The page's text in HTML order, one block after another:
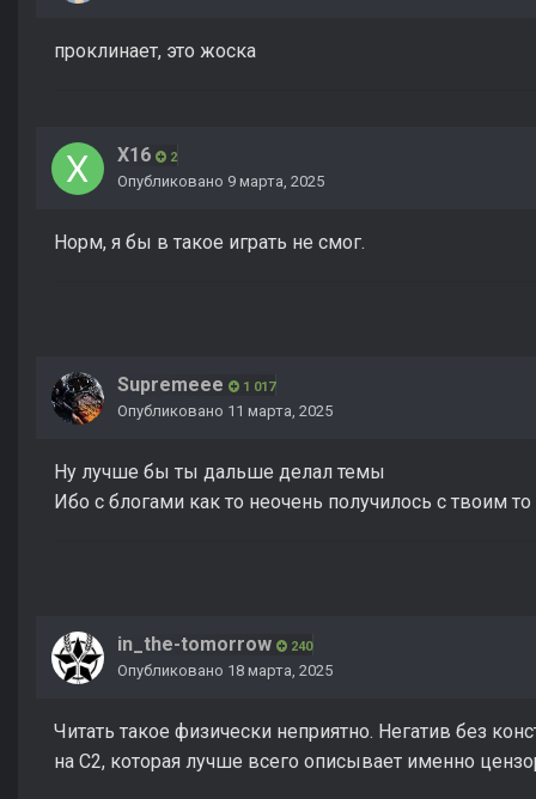
проклинает, это жоска
X16 2
Опубликовано 9 марта, 2025
Норм, я бы в такое играть не смог.
Supremeee 1 017
Опубликовано 11 марта, 2025
Ну лучше бы ты дальше делал темы
Ибо с блогами как то неочень получилось с твоим
in_the-tomorrow 240
Опубликовано 18 марта, 2025
Читать такое физически неприятно. Негатив без
на С2, которая лучше всего описывает именно